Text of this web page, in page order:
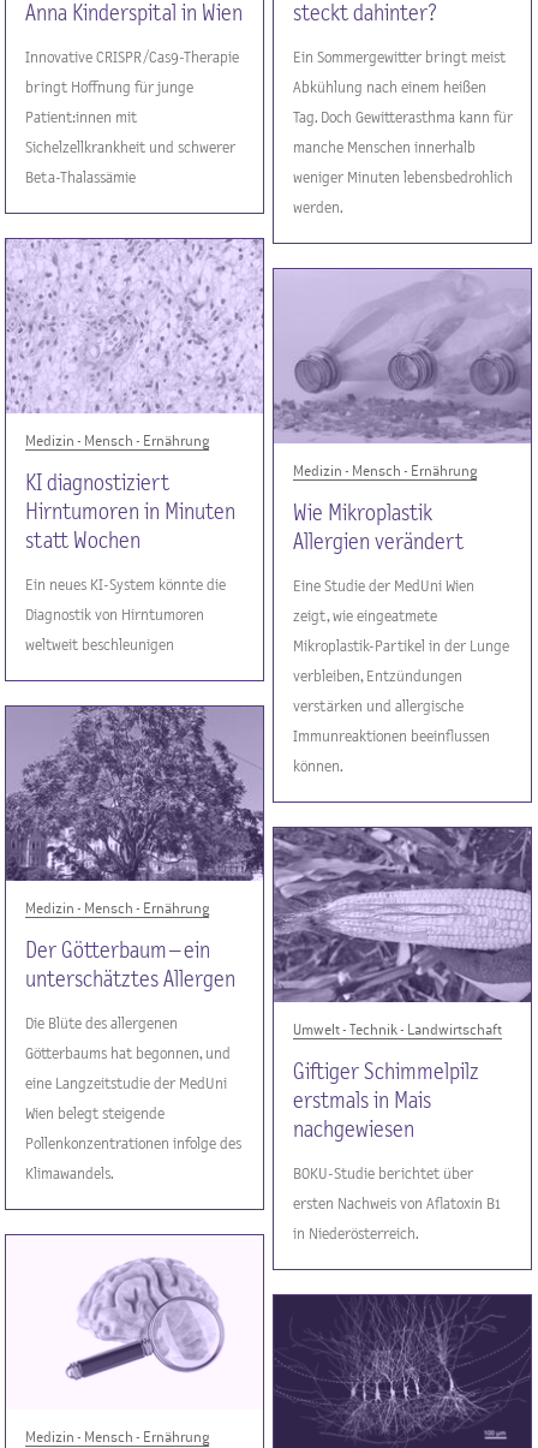
Anna Kinderspital in Wien
Innovative CRISPR/Cas9-Therapie
bringt Hoffnung für junge
Patient:innen mit
Sichelzellkrankheit und schwerer
Beta-Thalassämie
steckt dahinter?
Ein Sommergewitter bringt meist
Abkühlung nach einem heißen
Tag. Doch Gewitterasthma kann für
manche Menschen innerhalb
weniger Minuten lebensbedrohlich
werden.
Medizin - Mensch - Ernährung
KI diagnostiziert
Hirntumoren in Minuten
statt Wochen
Ein neues KI-System könnte die
Diagnostik von Hirntumoren
weltweit beschleunigen
Medizin - Mensch - Ernährung
Wie Mikroplastik
Allergien verändert
Eine Studie der MedUni Wien
zeigt, wie eingeatmete
Mikroplastik-Partikel in der Lunge
verbleiben, Entzündungen
verstärken und allergische
Immunreaktionen beeinflussen
können.
Medizin - Mensch - Ernährung
Der Götterbaum – ein
unterschätztes Allergen
Die Blüte des allergenen
Götterbaums hat begonnen, und
eine Langzeitstudie der MedUni
Wien belegt steigende
Pollenkonzentrationen infolge des
Klimawandels.
Umwelt - Technik - Landwirtschaft
Giftiger Schimmelpilz
erstmals in Mais
nachgewiesen
BOKU-Studie berichtet über
ersten Nachweis von Aflatoxin B1
in Niederösterreich.
Medizin - Mensch - Ernährung